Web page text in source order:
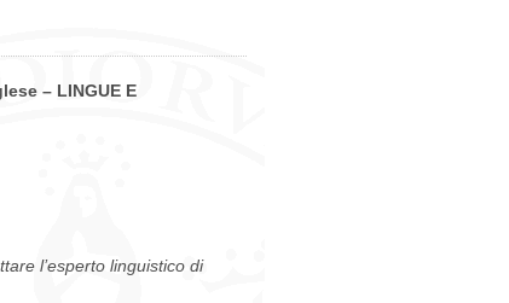
– LINGUE E
l’esperto linguistico di